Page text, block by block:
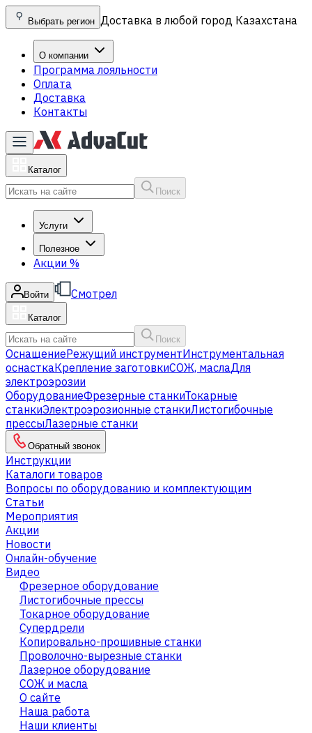
Выбрать регион Доставка в любой город Казахстана
О компании
Программа лояльности
Оплата
Доставка
Контакты
Каталог
Поиск
Услуги
Полезное
Акции %
Войти Смотрел
Каталог
Поиск
ОснащениеРежущий инструментИнструментальная
оснасткаКрепление заготовкиСОЖ, маслаДля
электроэрозии
ОборудованиеФрезерные станкиТокарные
станкиЭлектроэрозионные станкиЛистогибочные
прессыЛазерные станки
Обратный звонок
Инструкции
Каталоги товаров
Вопросы по оборудованию и комплектующим
Статьи
Мероприятия
Акции
Новости
Онлайн-обучение
Видео
Фрезерное оборудование
Листогибочные прессы
Токарное оборудование
Cупердрели
Копировально-прошивные станки
Проволочно-вырезные станки
Лазерное оборудование
СОЖ и масла
О сайте
Наша работа
Наши клиенты